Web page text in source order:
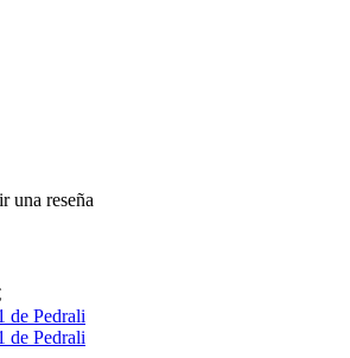
una reseña